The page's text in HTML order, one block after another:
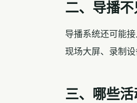
二、导播
导播系统还可能
现场大屏、录制
三、哪些